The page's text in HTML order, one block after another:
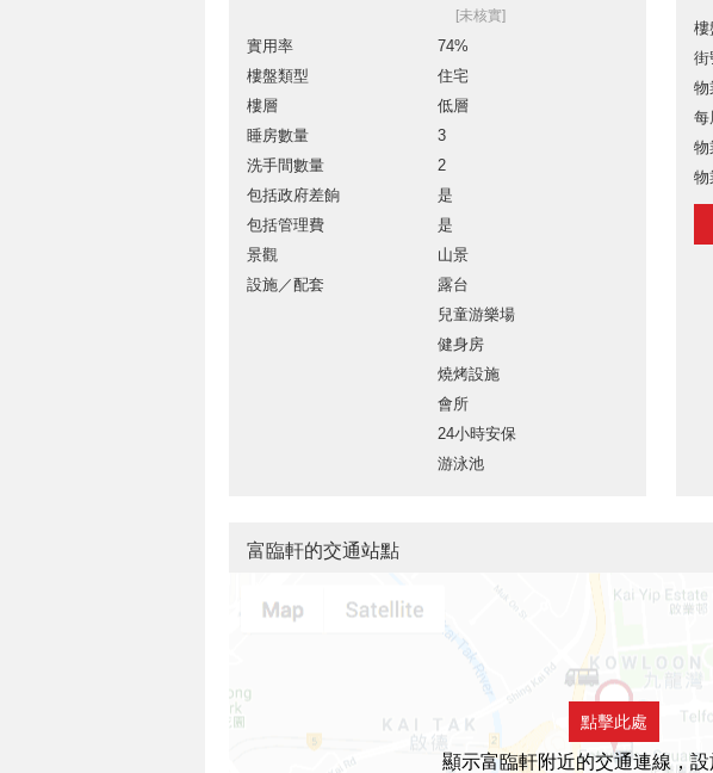
[未核實]
實用率
74%
樓盤類型
住宅
樓層
低層
睡房數量
3
洗手間數量
2
包括政府差餉
是
包括管理費
是
景觀
山景
設施／配套
露台
兒童游樂場
健身房
燒烤設施
會所
24小時安保
游泳池
樓
街
物
每
物
物
富臨軒的交通站點
點擊此處
顯示富臨軒附近的交通連線，